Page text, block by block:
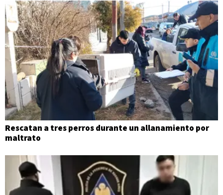
Rescatan a tres perros durante un allanamiento por
maltrato